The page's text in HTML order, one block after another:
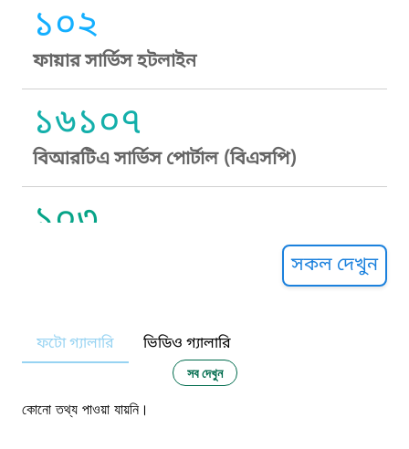
১০২
ফায়ার সার্ভিস হটলাইন
১৬১০৭
বিআরটিএ সার্ভিস পোর্টাল (বিএসপি)
১০৩
নারী ও শিশু নির্যাতন প্রতিরোধ
১০৬
সকল দেখুন
ফটো গ্যালারি ভিডিও গ্যালারি
সব দেখুন
কোনো তথ্য পাওয়া যায়নি।